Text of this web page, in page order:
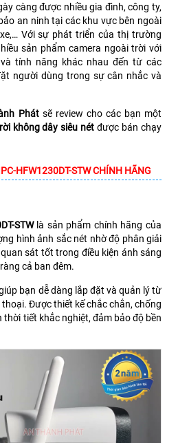
càng được nhiều gia đình, công ty,
an ninh tại các khu vực bên ngoài
Với sự phát triển của thị trường
sản phẩm camera ngoài trời với
tính năng khác nhau đến từ các
người dùng trong sự cân nhắc và
Phátsẽ review cho các bạn một
không dây siêu nét được bán chạy
HFW1230DT-STW CHÍNH HÃNG
STWlà sản phẩm chính hãng của
hình ảnh sắc nét nhờ độ phân giải
sát tốt trong điều kiện ánh sáng
cả ban đêm.
bạn dễ dàng lắp đặt và quản lý từ
Được thiết kế chắc chắn, chống
tiết khắc nghiệt, đảm bảo độ bền